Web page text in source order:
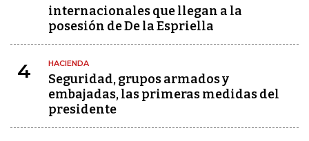
internacionales que llegan a la
posesión de De la Espriella
4 HACIENDA
Seguridad, grupos armados y
embajadas, las primeras medidas del
presidente